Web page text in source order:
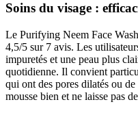
Soins du visage :
Le Purifying Neem Face
4,5/5 sur 7 avis. Les
impuretés et une peau plus
quotidienne. Il convient
qui ont des pores dilatés ou
mousse bien et ne laisse pas